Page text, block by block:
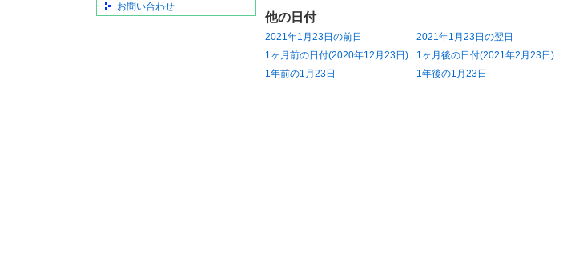
お問い合わせ
他の日付
2021年1月23日の前日
2021年1月23日の翌日
1ヶ月前の日付(2020年12月23日)
1ヶ月後の日付(2021年2月23日)
1年前の1月23日
1年後の1月23日